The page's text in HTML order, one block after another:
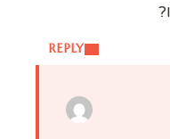
REPLY